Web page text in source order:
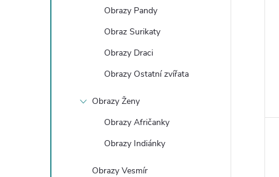
Obrazy Pandy
Obraz Surikaty
Obrazy Draci
Obrazy Ostatní zvířata
Obrazy Ženy
Obrazy Afričanky
Obrazy Indiánky
Obrazy Vesmír